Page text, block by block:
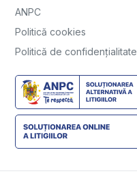
ANPC
Politică cookies
Politică de confidențialitate